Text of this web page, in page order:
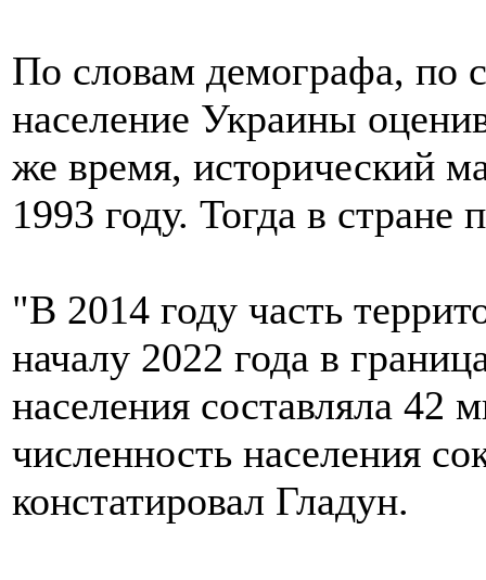
По словам демографа, по
население Украины
же время, исторический
1993 году. Тогда в
"В 2014 году часть
началу 2022 года в
населения составляла 42
численность населения
констатировал Гладун.